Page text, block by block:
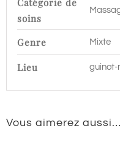
Catégorie de
soins
Genre Mixte
Lieu guinot-
Vous aimerez aussi…